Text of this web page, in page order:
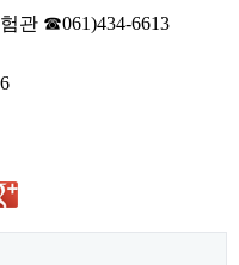
관 ☎061)434-6613